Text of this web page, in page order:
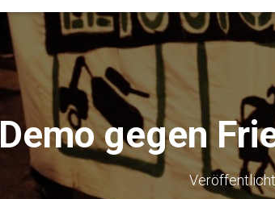
Demo gegen